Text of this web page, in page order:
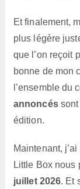
Et finalement,
plus légère
que l’on reçoit
bonne de mon
l’ensemble du
annoncéssont
édition.
Maintenant,
Little Box nous
juillet 2026. Et